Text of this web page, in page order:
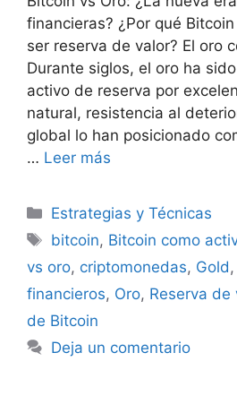
financieras? ¿Por qué
ser reserva de valor? El oro
Durante siglos, el oro ha
activo de reserva por
natural, resistencia al
global lo han posicionado
… Leer más
Categorías
Estrategias y Técnicas
Etiquetas
bitcoin, Bitcoin como
vs oro, criptomonedas, Gold ,
financieros, Oro, Reserva de
de Bitcoin
Deja un comentario